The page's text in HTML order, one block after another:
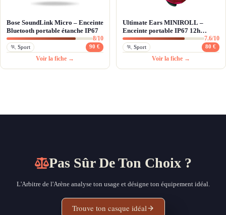
Bose SoundLink Micro – Enceinte
Bluetooth portable étanche IP67
8/10
🏃 Sport 90 €
Voir la fiche →
Ultimate Ears MINIROLL –
Enceinte portable IP67 12h
d'autonomie
7.6/10
🏃 Sport 80 €
Voir la fiche →
Pas Sûr De Ton Choix ?
L'Arbitre de l'Arène analyse ton usage et désigne ton équipement idéal.
Trouve ton casque idéal